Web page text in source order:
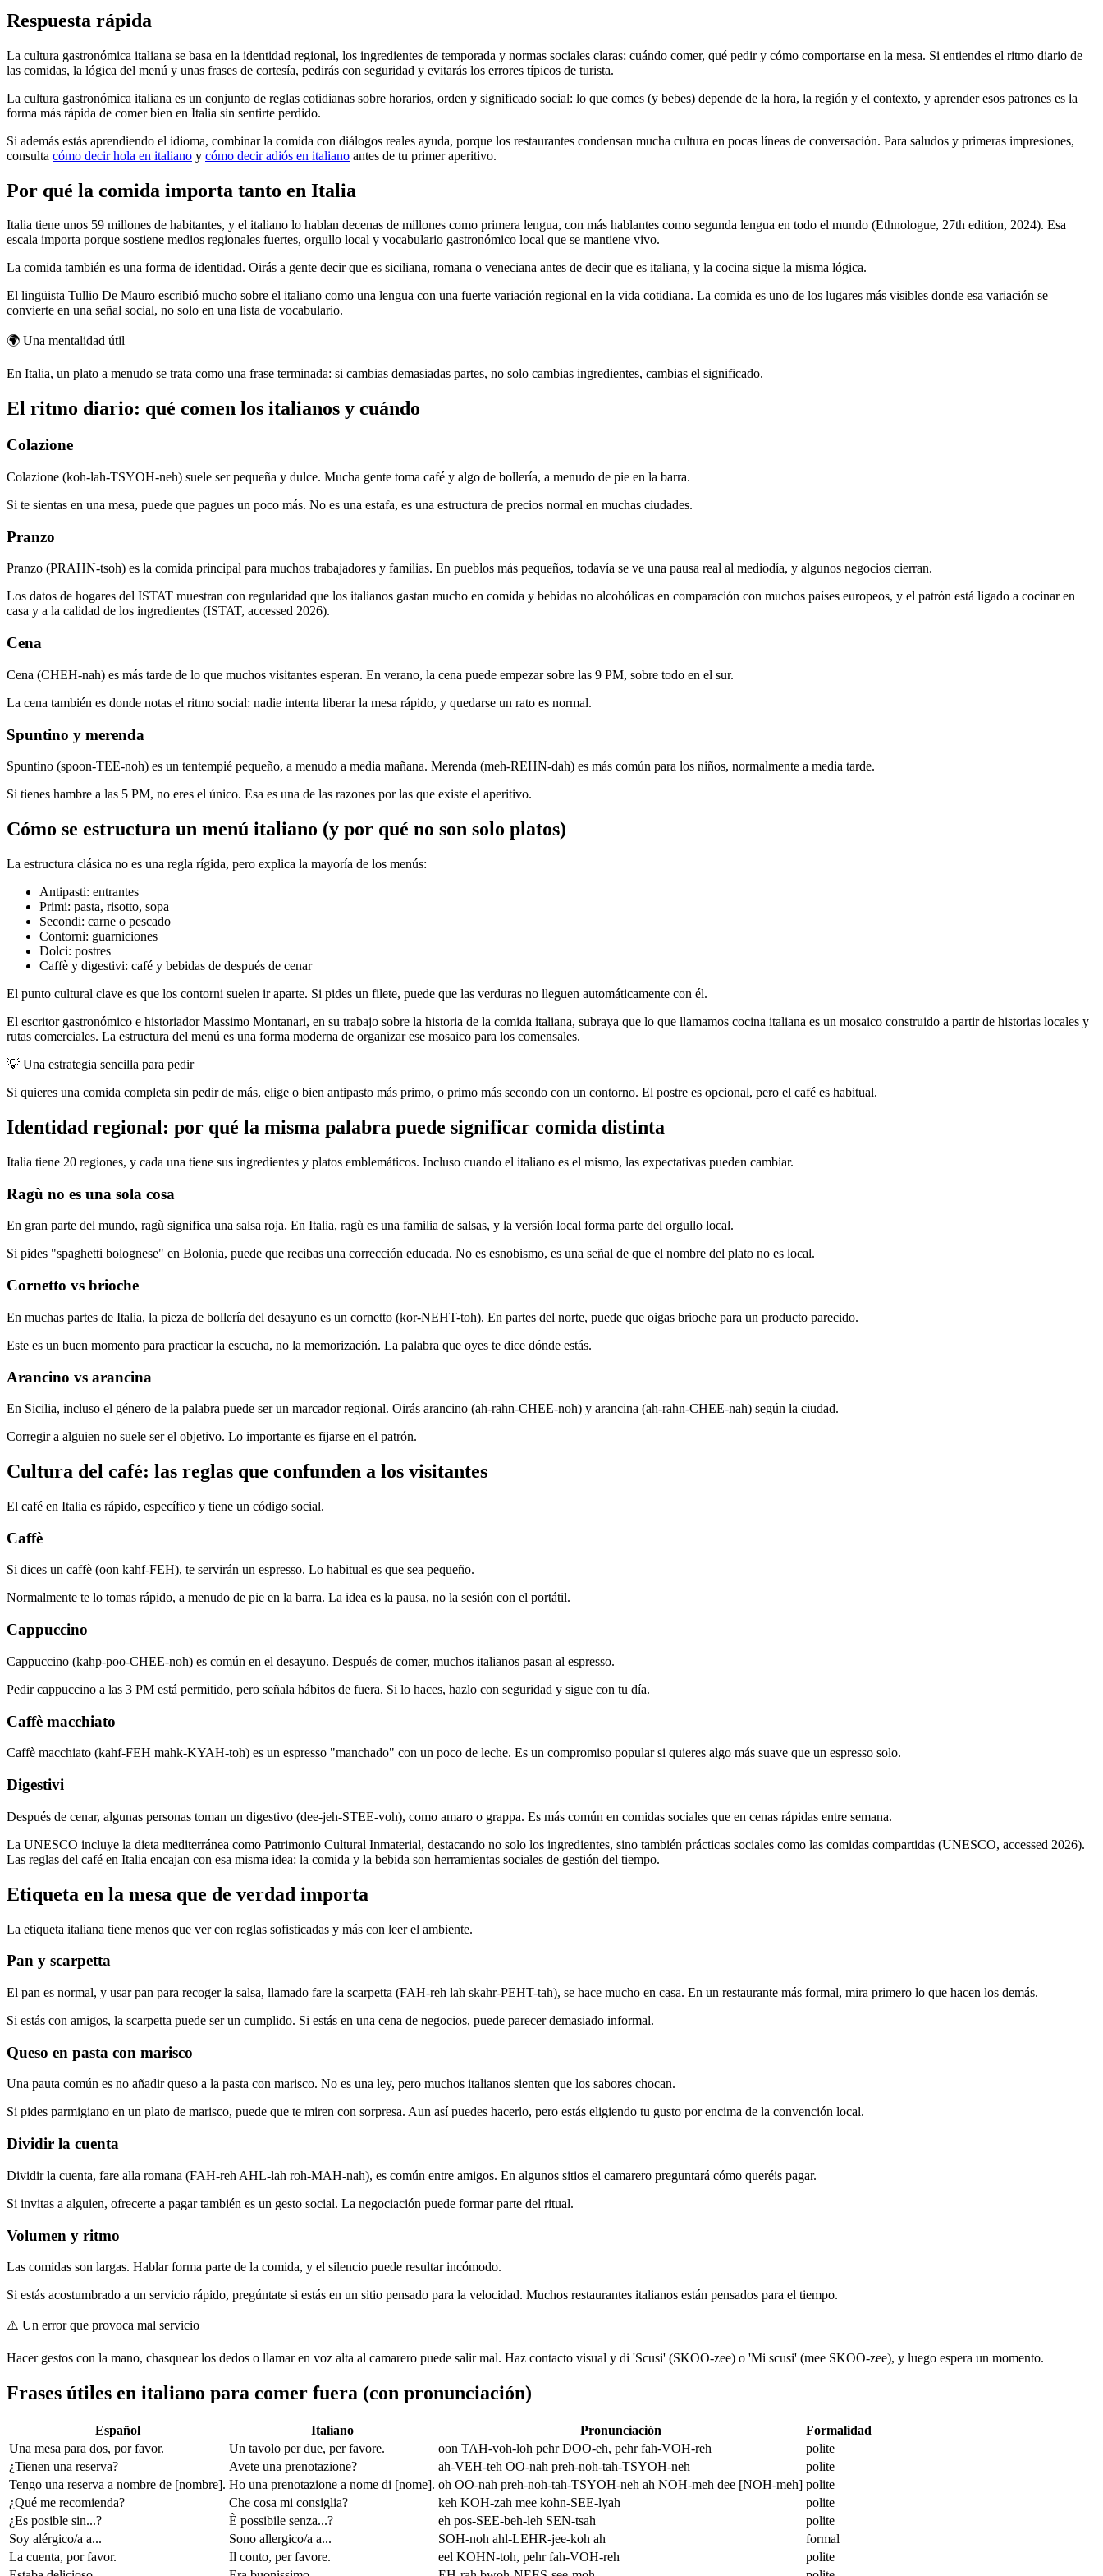
Respuesta rápida
La cultura gastronómica italiana se basa en la identidad regional, los ingredientes de temporada y normas sociales claras: cuándo comer, qué pedir y cómo comportarse en la mesa. Si entiendes el ritmo diario de
las comidas, la lógica del menú y unas frases de cortesía, pedirás con seguridad y evitarás los errores típicos de turista.
La cultura gastronómica italiana es un conjunto de reglas cotidianas sobre horarios, orden y significado social: lo que comes (y bebes) depende de la hora, la región y el contexto, y aprender esos patrones es la
forma más rápida de comer bien en Italia sin sentirte perdido.
Si además estás aprendiendo el idioma, combinar la comida con diálogos reales ayuda, porque los restaurantes condensan mucha cultura en pocas líneas de conversación. Para saludos y primeras impresiones,
consulta cómo decir hola en italiano y cómo decir adiós en italiano antes de tu primer aperitivo.
Por qué la comida importa tanto en Italia
Italia tiene unos 59 millones de habitantes, y el italiano lo hablan decenas de millones como primera lengua, con más hablantes como segunda lengua en todo el mundo (Ethnologue, 27th edition, 2024). Esa
escala importa porque sostiene medios regionales fuertes, orgullo local y vocabulario gastronómico local que se mantiene vivo.
La comida también es una forma de identidad. Oirás a gente decir que es siciliana, romana o veneciana antes de decir que es italiana, y la cocina sigue la misma lógica.
El lingüista Tullio De Mauro escribió mucho sobre el italiano como una lengua con una fuerte variación regional en la vida cotidiana. La comida es uno de los lugares más visibles donde esa variación se
convierte en una señal social, no solo en una lista de vocabulario.
🌍 Una mentalidad útil
En Italia, un plato a menudo se trata como una frase terminada: si cambias demasiadas partes, no solo cambias ingredientes, cambias el significado.
El ritmo diario: qué comen los italianos y cuándo
Colazione
Colazione (koh-lah-TSYOH-neh) suele ser pequeña y dulce. Mucha gente toma café y algo de bollería, a menudo de pie en la barra.
Si te sientas en una mesa, puede que pagues un poco más. No es una estafa, es una estructura de precios normal en muchas ciudades.
Pranzo
Pranzo (PRAHN-tsoh) es la comida principal para muchos trabajadores y familias. En pueblos más pequeños, todavía se ve una pausa real al mediodía, y algunos negocios cierran.
Los datos de hogares del ISTAT muestran con regularidad que los italianos gastan mucho en comida y bebidas no alcohólicas en comparación con muchos países europeos, y el patrón está ligado a cocinar en
casa y a la calidad de los ingredientes (ISTAT, accessed 2026).
Cena
Cena (CHEH-nah) es más tarde de lo que muchos visitantes esperan. En verano, la cena puede empezar sobre las 9 PM, sobre todo en el sur.
La cena también es donde notas el ritmo social: nadie intenta liberar la mesa rápido, y quedarse un rato es normal.
Spuntino y merenda
Spuntino (spoon-TEE-noh) es un tentempié pequeño, a menudo a media mañana. Merenda (meh-REHN-dah) es más común para los niños, normalmente a media tarde.
Si tienes hambre a las 5 PM, no eres el único. Esa es una de las razones por las que existe el aperitivo.
Cómo se estructura un menú italiano (y por qué no son solo platos)
La estructura clásica no es una regla rígida, pero explica la mayoría de los menús:
Antipasti: entrantes
Primi: pasta, risotto, sopa
Secondi: carne o pescado
Contorni: guarniciones
Dolci: postres
Caffè y digestivi: café y bebidas de después de cenar
El punto cultural clave es que los contorni suelen ir aparte. Si pides un filete, puede que las verduras no lleguen automáticamente con él.
El escritor gastronómico e historiador Massimo Montanari, en su trabajo sobre la historia de la comida italiana, subraya que lo que llamamos cocina italiana es un mosaico construido a partir de historias locales y
rutas comerciales. La estructura del menú es una forma moderna de organizar ese mosaico para los comensales.
💡 Una estrategia sencilla para pedir
Si quieres una comida completa sin pedir de más, elige o bien antipasto más primo, o primo más secondo con un contorno. El postre es opcional, pero el café es habitual.
Identidad regional: por qué la misma palabra puede significar comida distinta
Italia tiene 20 regiones, y cada una tiene sus ingredientes y platos emblemáticos. Incluso cuando el italiano es el mismo, las expectativas pueden cambiar.
Ragù no es una sola cosa
En gran parte del mundo, ragù significa una salsa roja. En Italia, ragù es una familia de salsas, y la versión local forma parte del orgullo local.
Si pides "spaghetti bolognese" en Bolonia, puede que recibas una corrección educada. No es esnobismo, es una señal de que el nombre del plato no es local.
Cornetto vs brioche
En muchas partes de Italia, la pieza de bollería del desayuno es un cornetto (kor-NEHT-toh). En partes del norte, puede que oigas brioche para un producto parecido.
Este es un buen momento para practicar la escucha, no la memorización. La palabra que oyes te dice dónde estás.
Arancino vs arancina
En Sicilia, incluso el género de la palabra puede ser un marcador regional. Oirás arancino (ah-rahn-CHEE-noh) y arancina (ah-rahn-CHEE-nah) según la ciudad.
Corregir a alguien no suele ser el objetivo. Lo importante es fijarse en el patrón.
Cultura del café: las reglas que confunden a los visitantes
El café en Italia es rápido, específico y tiene un código social.
Caffè
Si dices un caffè (oon kahf-FEH), te servirán un espresso. Lo habitual es que sea pequeño.
Normalmente te lo tomas rápido, a menudo de pie en la barra. La idea es la pausa, no la sesión con el portátil.
Cappuccino
Cappuccino (kahp-poo-CHEE-noh) es común en el desayuno. Después de comer, muchos italianos pasan al espresso.
Pedir cappuccino a las 3 PM está permitido, pero señala hábitos de fuera. Si lo haces, hazlo con seguridad y sigue con tu día.
Caffè macchiato
Caffè macchiato (kahf-FEH mahk-KYAH-toh) es un espresso "manchado" con un poco de leche. Es un compromiso popular si quieres algo más suave que un espresso solo.
Digestivi
Después de cenar, algunas personas toman un digestivo (dee-jeh-STEE-voh), como amaro o grappa. Es más común en comidas sociales que en cenas rápidas entre semana.
La UNESCO incluye la dieta mediterránea como Patrimonio Cultural Inmaterial, destacando no solo los ingredientes, sino también prácticas sociales como las comidas compartidas (UNESCO, accessed 2026).
Las reglas del café en Italia encajan con esa misma idea: la comida y la bebida son herramientas sociales de gestión del tiempo.
Etiqueta en la mesa que de verdad importa
La etiqueta italiana tiene menos que ver con reglas sofisticadas y más con leer el ambiente.
Pan y scarpetta
El pan es normal, y usar pan para recoger la salsa, llamado fare la scarpetta (FAH-reh lah skahr-PEHT-tah), se hace mucho en casa. En un restaurante más formal, mira primero lo que hacen los demás.
Si estás con amigos, la scarpetta puede ser un cumplido. Si estás en una cena de negocios, puede parecer demasiado informal.
Queso en pasta con marisco
Una pauta común es no añadir queso a la pasta con marisco. No es una ley, pero muchos italianos sienten que los sabores chocan.
Si pides parmigiano en un plato de marisco, puede que te miren con sorpresa. Aun así puedes hacerlo, pero estás eligiendo tu gusto por encima de la convención local.
Dividir la cuenta
Dividir la cuenta, fare alla romana (FAH-reh AHL-lah roh-MAH-nah), es común entre amigos. En algunos sitios el camarero preguntará cómo queréis pagar.
Si invitas a alguien, ofrecerte a pagar también es un gesto social. La negociación puede formar parte del ritual.
Volumen y ritmo
Las comidas son largas. Hablar forma parte de la comida, y el silencio puede resultar incómodo.
Si estás acostumbrado a un servicio rápido, pregúntate si estás en un sitio pensado para la velocidad. Muchos restaurantes italianos están pensados para el tiempo.
⚠️ Un error que provoca mal servicio
Hacer gestos con la mano, chasquear los dedos o llamar en voz alta al camarero puede salir mal. Haz contacto visual y di 'Scusi' (SKOO-zee) o 'Mi scusi' (mee SKOO-zee), y luego espera un momento.
Frases útiles en italiano para comer fuera (con pronunciación)
Español Italiano Pronunciación
Formalidad
Una mesa para dos, por favor.
Un tavolo per due, per favore. oon TAH-voh-loh pehr DOO-eh, pehr fah-VOH-reh
polite
¿Tienen una reserva?
Avete una prenotazione? ah-VEH-teh OO-nah preh-noh-tah-TSYOH-neh
polite
Tengo una reserva a nombre de [nombre]. Ho una prenotazione a nome di [nome]. oh OO-nah preh-noh-tah-TSYOH-neh ah NOH-meh dee [NOH-meh] polite
¿Qué me recomienda?
Che cosa mi consiglia? keh KOH-zah mee kohn-SEE-lyah
polite
¿Es posible sin...?
È possibile senza...? eh pos-SEE-beh-leh SEN-tsah
polite
Soy alérgico/a a...
Sono allergico/a a... SOH-noh ahl-LEHR-jee-koh ah
formal
La cuenta, por favor.
Il conto, per favore. eel KOHN-toh, pehr fah-VOH-reh
polite